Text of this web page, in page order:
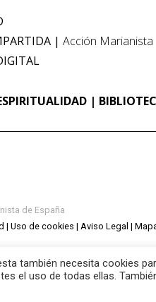
Acción Marianista
de España
Uso de cookies Aviso Legal
también necesita cookies
el uso de todas ellas.